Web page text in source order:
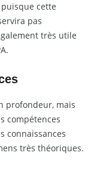
puisque cette
pas
très utile
profondeur, mais
compétences
connaissances
très théoriques.